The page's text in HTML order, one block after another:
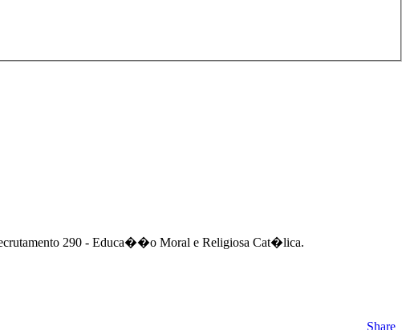
290 - Educa��o Moral e Religiosa Cat�lica.
Share